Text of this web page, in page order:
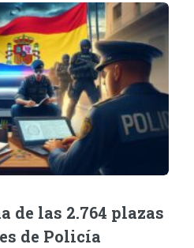
de las 2.764 plazas
de Policía